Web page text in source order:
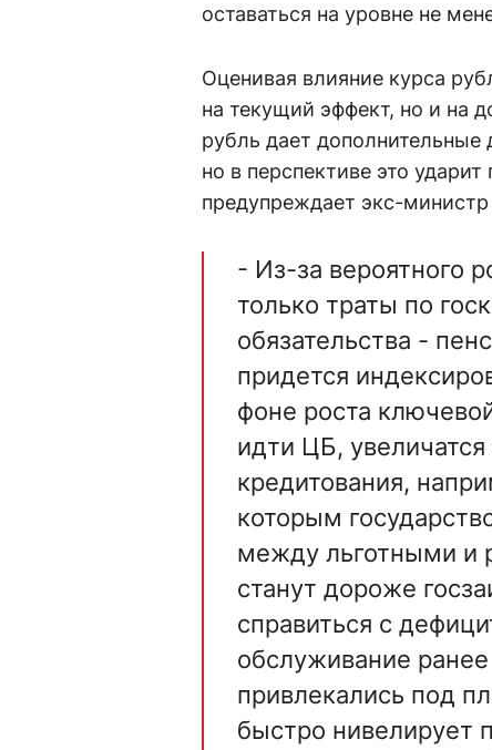
оставаться на уровне не
Оценивая влияние курса
на текущий эффект, но и на
рубль дает дополнительные
но в перспективе это
предупреждает экс-
- Из⁠-⁠за вероятного
только траты по
обязательства -
придется
фоне роста
идти ЦБ,
кредитования,
которым
между льготными и
станут дороже
справиться с
обслуживание
привлекались под
быстро нивелирует